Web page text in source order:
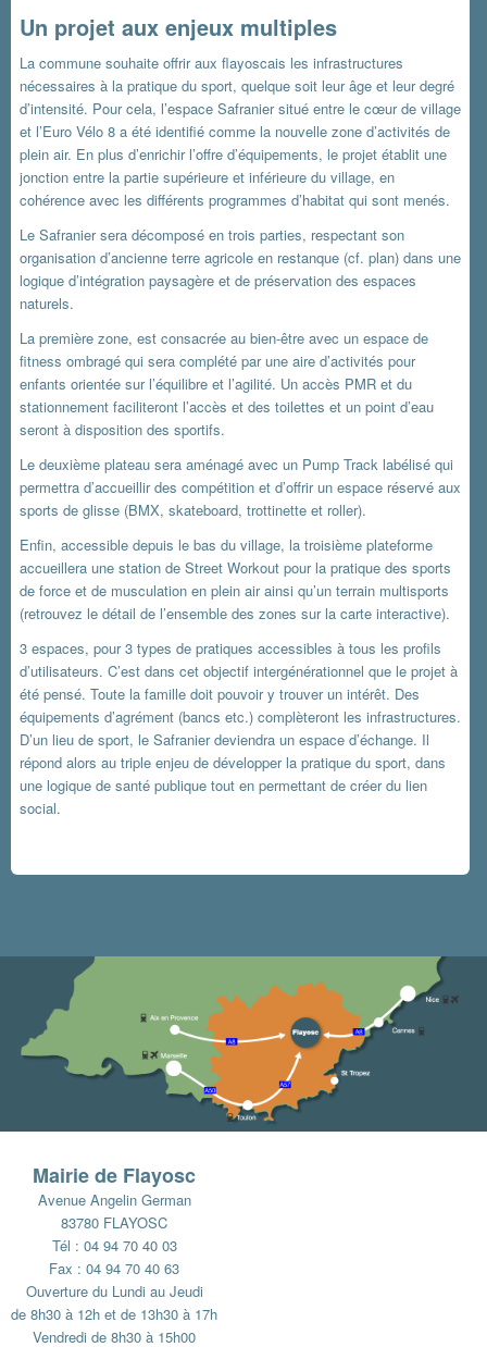
Un projet aux enjeux multiples
La commune souhaite offrir aux flayoscais les infrastructures
nécessaires à la pratique du sport, quelque soit leur âge et leur degré
d’intensité. Pour cela, l’espace Safranier situé entre le cœur de village
et l’Euro Vélo 8 a été identifié comme la nouvelle zone d’activités de
plein air. En plus d’enrichir l’offre d’équipements, le projet établit une
jonction entre la partie supérieure et inférieure du village, en
cohérence avec les différents programmes d’habitat qui sont menés.
Le Safranier sera décomposé en trois parties, respectant son
organisation d’ancienne terre agricole en restanque (cf. plan) dans une
logique d’intégration paysagère et de préservation des espaces
naturels.
La première zone, est consacrée au bien-être avec un espace de
fitness ombragé qui sera complété par une aire d’activités pour
enfants orientée sur l’équilibre et l’agilité. Un accès PMR et du
stationnement faciliteront l’accès et des toilettes et un point d’eau
seront à disposition des sportifs.
Le deuxième plateau sera aménagé avec un Pump Track labélisé qui
permettra d’accueillir des compétition et d’offrir un espace réservé aux
sports de glisse (BMX, skateboard, trottinette et roller).
Enfin, accessible depuis le bas du village, la troisième plateforme
accueillera une station de Street Workout pour la pratique des sports
de force et de musculation en plein air ainsi qu’un terrain multisports
(retrouvez le détail de l’ensemble des zones sur la carte interactive).
3 espaces, pour 3 types de pratiques accessibles à tous les profils
d’utilisateurs. C’est dans cet objectif intergénérationnel que le projet à
été pensé. Toute la famille doit pouvoir y trouver un intérêt. Des
équipements d’agrément (bancs etc.) complèteront les infrastructures.
D’un lieu de sport, le Safranier deviendra un espace d’échange. Il
répond alors au triple enjeu de développer la pratique du sport, dans
une logique de santé publique tout en permettant de créer du lien
social.
Mairie de Flayosc
Avenue Angelin German
83780 FLAYOSC
Tél : 04 94 70 40 03
Fax : 04 94 70 40 63
Ouverture du Lundi au Jeudi
de 8h30 à 12h et de 13h30 à 17h
Vendredi de 8h30 à 15h00